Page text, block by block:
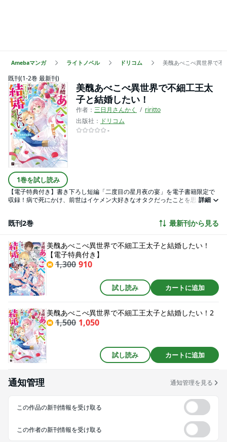
Amebaマンガ ライトノベル ドリコム 美醜あべこべ異世界で不
既刊(1-2巻 最新刊)
1巻を試し読み
美醜あべこべ異世界で不細工王太
子と結婚したい！
作者： 三日月さんかく
riritto
出版社： ドリコム
-
【電子特典付き】書き下ろし短編「二度目の星月夜の宴」を電子書籍限定で
収録！病で死にかけ、前世はイケメン大好きなオタクだったことを思い出し
ット好みのイケメンが化け物と蔑まれる『男性のみ美醜が逆転した世界』だ
ファエルに全力アタックをするココレット。だが彼には本気を信じてもらえ
ない上、何故かオーク顔王子の婚約者候補に選ばれることとなり……!?超ハイ
テンションで送る、美醜逆転の異世界ラブコメディ!!
詳細
既刊2巻 最新刊から見る
美醜あべこべ異世界で不細工王太子と結婚したい！
【電子特典付き】
1,300 910
試し読み カートに追加
美醜あべこべ異世界で不細工王太子と結婚したい！2
1,500 1,050
試し読み カートに追加
通知管理 通知管理を見る
この作品の新刊情報を受け取る
この作者の新刊情報を受け取る